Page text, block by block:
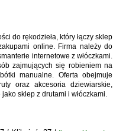
do rękodzieła, który łączy sklep
online. Firma należy do
internetowe z włóczkami.
zajmujących się robieniem na
manualne. Oferta obejmuje
oraz akcesoria dziewiarskie,
sklep z drutami i włóczkami.